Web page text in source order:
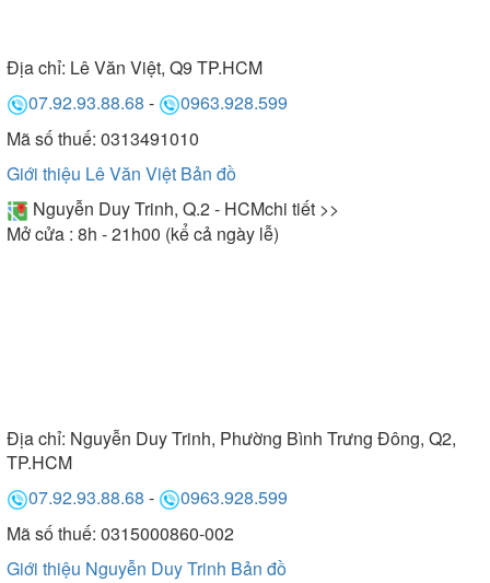
Địa chỉ: Lê Văn Việt, Q9 TP.HCM
07.92.93.88.68 -
0963.928.599
Mã số thuế: 0313491010
Giới thiệu Lê Văn Việt Bản đồ
Nguyễn Duy Trinh, Q.2 - HCMchi tiết >>
Mở cửa : 8h - 21h00 (kể cả ngày lễ)
Địa chỉ: Nguyễn Duy Trinh, Phường Bình Trưng Đông, Q2,
TP.HCM
07.92.93.88.68 -
0963.928.599
Mã số thuế: 0315000860-002
Giới thiệu Nguyễn Duy Trinh Bản đồ